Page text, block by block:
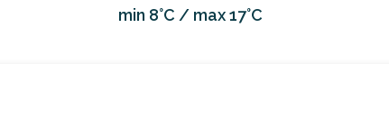
min 8°C / max 17°C